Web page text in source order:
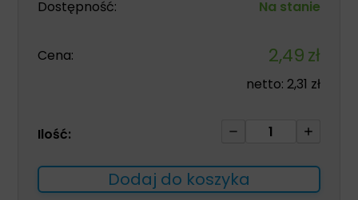
Dostępność: Na stanie
Cena: 2,49zł
netto: 2,31 zł
Ilość:
ilość
tlenowa
z
Dodaj do koszyka